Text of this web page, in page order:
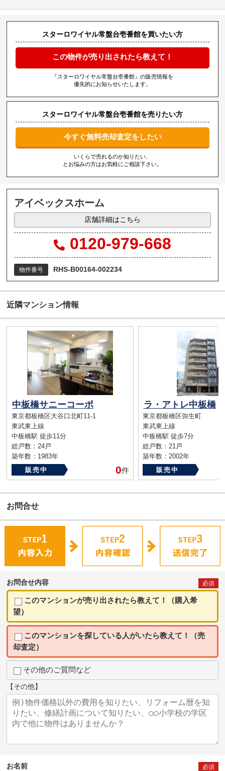
スターロワイヤル常盤台壱番館を買いたい方
この物件が売り出されたら教えて！
『スターロワイヤル常盤台壱番館』の販売情報を
優先的にお知らせいたします。
スターロワイヤル常盤台壱番館を売りたい方
今すぐ無料売却査定をしたい
いくらで売れるのか知りたい、
とお悩みの方はお気軽にご相談下さい。
アイベックスホーム
店舗詳細はこちら
0120-979-668
物件番号 RHS-B00164-002234
近隣マンション情報
中板橋サニーコーポ
東京都板橋区大谷口北町11-1
東武東上線
中板橋駅 徒歩11分
総戸数：24戸
築年数：1983年
販売中
0件
ラ・アトレ中板橋
東京都板橋区弥生町
東武東上線
中板橋駅 徒歩7分
総戸数：21戸
築年数：2002年
販売中
お問合せ
お問合せ内容 必須
このマンションが売り出されたら教えて！（購入希
望）
このマンションを探している人がいたら教えて！（売
却査定）
その他のご質問など
【その他】
お名前 必須